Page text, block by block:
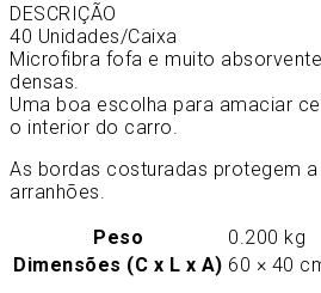
DESCRIÇÃO
40 Unidades/Caixa
Microfibra fofa e muito
densas.
Uma boa escolha para amaciar
o interior do carro.
As bordas costuradas protegem
arranhões.
Peso
0.200 kg
Dimensões (C x L x A) 60 × 40